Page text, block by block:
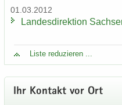
01.03.2012
Lan­des­di­rek­ti­on
Liste re­du­zie­ren ...
Ihr Kon­takt vor Ort